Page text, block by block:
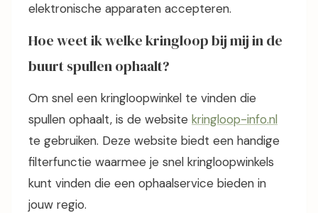
elektronische apparaten accepteren.
Hoe weet ik welke kringloop bij mij in de
buurt spullen ophaalt?
Om snel een kringloopwinkel te vinden die
spullen ophaalt, is de website kringloop-info.nl
te gebruiken. Deze website biedt een handige
filterfunctie waarmee je snel kringloopwinkels
kunt vinden die een ophaalservice bieden in
jouw regio.